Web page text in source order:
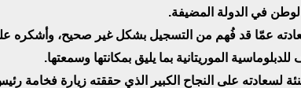
في الدولة المضيفة.
عمّا قد فُهم من التسجيل بشكل غير صحيح، وأشكره
الموريتانية بما يليق بمكانتها وسمعتها.
لسعادته على النجاح الكبير الذي حققته زيارة فخامة